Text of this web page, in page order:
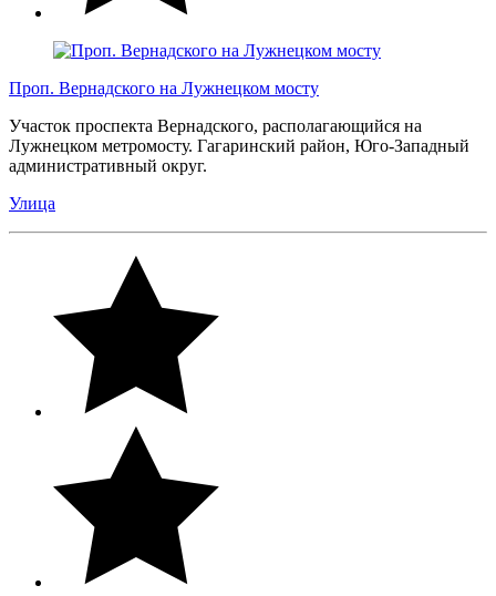
Проп. Вернадского на Лужнецком мосту
Участок проспекта Вернадского, располагающийся на
Лужнецком метромосту. Гагаринский район, Юго-Западный
административный округ.
Улица